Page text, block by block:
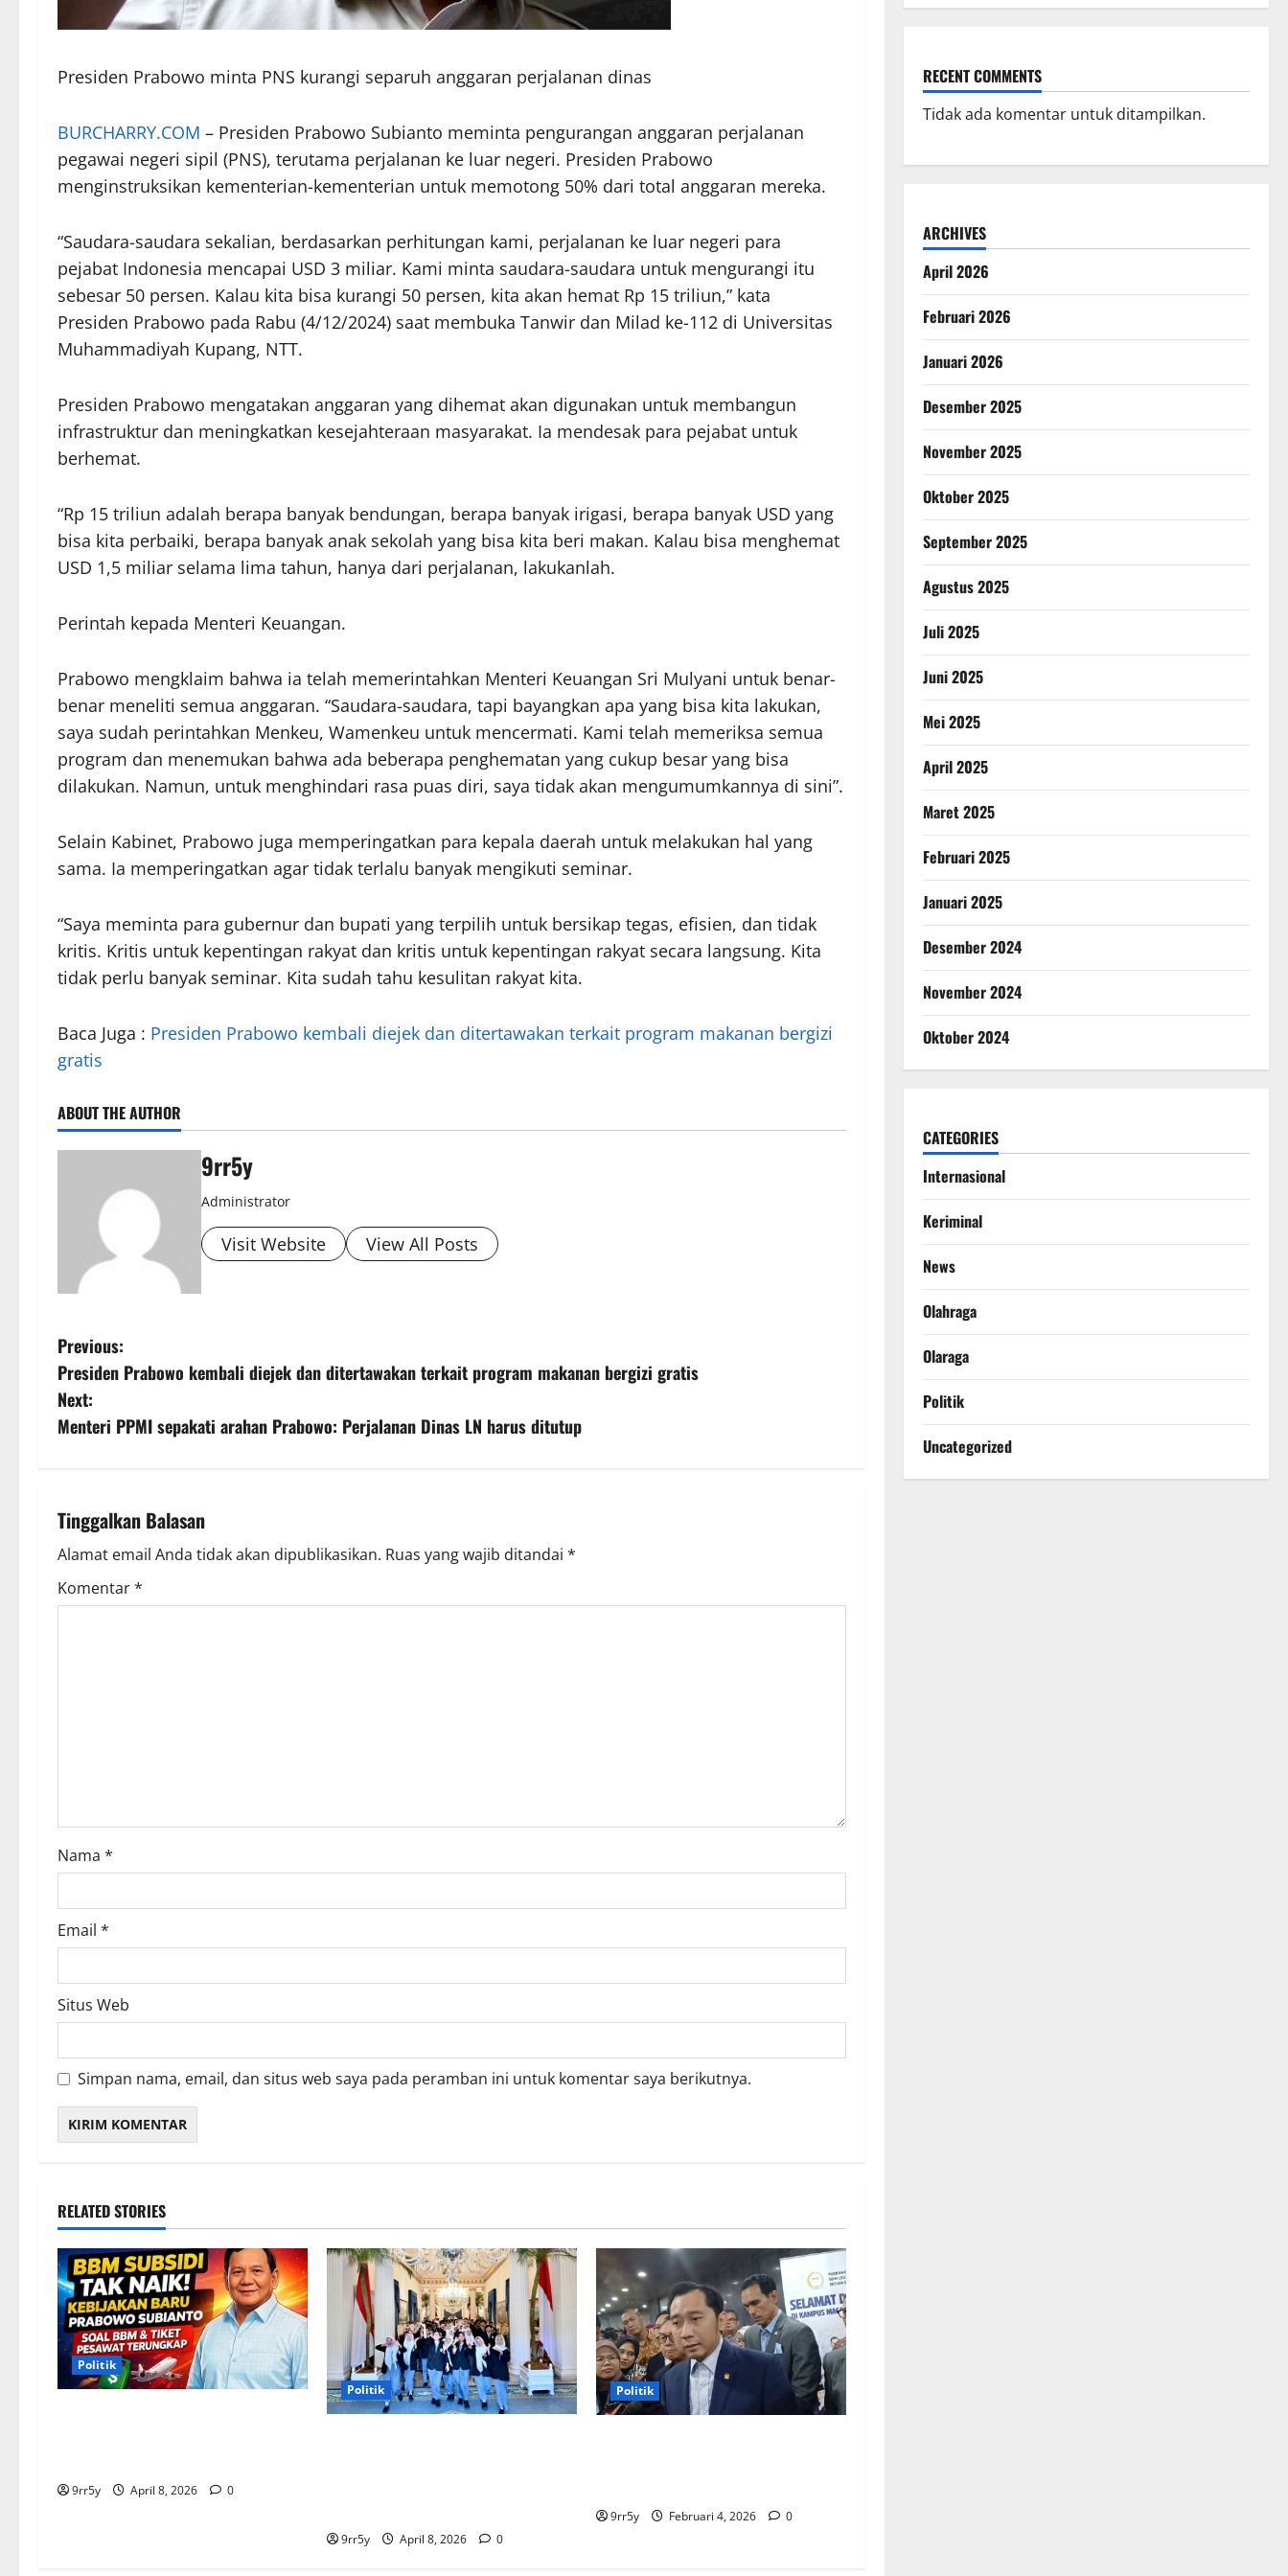
Presiden Prabowo minta PNS kurangi separuh anggaran perjalanan dinas
BURCHARRY.COM – Presiden Prabowo Subianto meminta pengurangan anggaran perjalanan
pegawai negeri sipil (PNS), terutama perjalanan ke luar negeri. Presiden Prabowo
menginstruksikan kementerian-kementerian untuk memotong 50% dari total anggaran mereka.
“Saudara-saudara sekalian, berdasarkan perhitungan kami, perjalanan ke luar negeri para
pejabat Indonesia mencapai USD 3 miliar. Kami minta saudara-saudara untuk mengurangi itu
sebesar 50 persen. Kalau kita bisa kurangi 50 persen, kita akan hemat Rp 15 triliun,” kata
Presiden Prabowo pada Rabu (4/12/2024) saat membuka Tanwir dan Milad ke-112 di Universitas
Muhammadiyah Kupang, NTT.
Presiden Prabowo mengatakan anggaran yang dihemat akan digunakan untuk membangun
infrastruktur dan meningkatkan kesejahteraan masyarakat. Ia mendesak para pejabat untuk
berhemat.
“Rp 15 triliun adalah berapa banyak bendungan, berapa banyak irigasi, berapa banyak USD yang
bisa kita perbaiki, berapa banyak anak sekolah yang bisa kita beri makan. Kalau bisa menghemat
USD 1,5 miliar selama lima tahun, hanya dari perjalanan, lakukanlah.
Perintah kepada Menteri Keuangan.
Prabowo mengklaim bahwa ia telah memerintahkan Menteri Keuangan Sri Mulyani untuk benar-
benar meneliti semua anggaran. “Saudara-saudara, tapi bayangkan apa yang bisa kita lakukan,
saya sudah perintahkan Menkeu, Wamenkeu untuk mencermati. Kami telah memeriksa semua
program dan menemukan bahwa ada beberapa penghematan yang cukup besar yang bisa
dilakukan. Namun, untuk menghindari rasa puas diri, saya tidak akan mengumumkannya di sini”.
Selain Kabinet, Prabowo juga memperingatkan para kepala daerah untuk melakukan hal yang
sama. Ia memperingatkan agar tidak terlalu banyak mengikuti seminar.
“Saya meminta para gubernur dan bupati yang terpilih untuk bersikap tegas, efisien, dan tidak
kritis. Kritis untuk kepentingan rakyat dan kritis untuk kepentingan rakyat secara langsung. Kita
tidak perlu banyak seminar. Kita sudah tahu kesulitan rakyat kita.
Baca Juga : Presiden Prabowo kembali diejek dan ditertawakan terkait program makanan bergizi
gratis
ABOUT THE AUTHOR
9rr5y
Administrator
Visit Website View All Posts
P
o
s
n
a
v
o
n
Previous:
Presiden Prabowo kembali diejek dan ditertawakan terkait program makanan bergizi gratis
Next:
Menteri PPMI sepakati arahan Prabowo: Perjalanan Dinas LN harus ditutup
Tinggalkan Balasan
Alamat email Anda tidak akan dipublikasikan. Ruas yang wajib ditandai *
Komentar*
Nama *
Email *
Situs Web
Simpan nama, email, dan situs web saya pada peramban ini untuk komentar saya berikutnya.
RELATED STORIES
Politik
9rr5y April 8, 2026 0
Politik
9rr5y April 8, 2026 0
Politik
9rr5y Februari 4, 2026 0
RECENT COMMENTS
Tidak ada komentar untuk ditampilkan.
ARCHIVES
April 2026
Februari 2026
Januari 2026
Desember 2025
November 2025
Oktober 2025
September 2025
Agustus 2025
Juli 2025
Juni 2025
Mei 2025
April 2025
Maret 2025
Februari 2025
Januari 2025
Desember 2024
November 2024
Oktober 2024
CATEGORIES
Internasional
Keriminal
News
Olahraga
Olaraga
Politik
Uncategorized